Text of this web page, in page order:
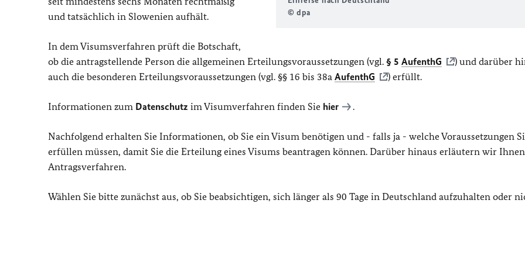
© dpa
und tatsächlich in Slowenien aufhält.
In dem Visumsverfahren prüft die Botschaft,
ob die antragstellende Person die allgemeinen Erteilungsvoraussetzungen (vgl. § 5 AufenthG
) und darüber
auch die besonderen Erteilungsvoraussetzungen (vgl. §§ 16 bis 38a AufenthG ) erfüllt.
Informationen zum Datenschutz im Visumverfahren finden Sie hier .
Nachfolgend erhalten Sie Informationen, ob Sie ein Visum benötigen und - falls ja - welche Voraussetzungen
erfüllen müssen, damit Sie die Erteilung eines Visums beantragen können. Darüber hinaus erläutern wir Ihnen
Antragsverfahren.
Wählen Sie bitte zunächst aus, ob Sie beabsichtigen, sich länger als 90 Tage in Deutschland aufzuhalten oder